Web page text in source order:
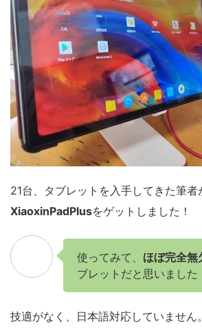
21台、タブレットを入手してきた筆者
XiaoxinPadPlusをゲットしました！
使ってみて、 ほぼ完全無
ブレットだと思いました
技適がなく、日本語対応していません。